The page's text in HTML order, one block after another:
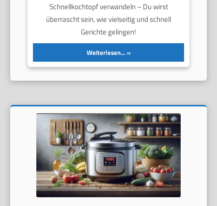
Schnellkochtopf verwandeln – Du wirst
überrascht sein, wie vielseitig und schnell
Gerichte gelingen!
Weiterlesen…